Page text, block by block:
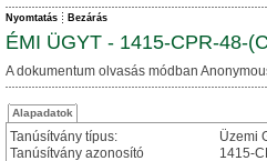
Nyomtatás Bezárás
ÉMI ÜGYT - 1415-CPR-48-
A dokumentum olvasás módban
Alapadatok
Tanúsítvány típus:
Üzemi
Tanúsítvány azonosító
1415-